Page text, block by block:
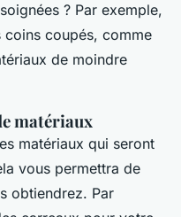
? Par exemple,
coupés, comme
de moindre
matériaux
matériaux qui seront
vous permettra de
obtiendrez. Par